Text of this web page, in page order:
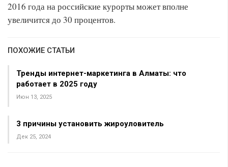
2016 года на российские курорты может вполне
увеличится до 30 процентов.
ПОХОЖИЕ СТАТЬИ
Тренды интернет-маркетинга в Алматы: что
работает в 2025 году
Июн 13, 2025
3 причины установить жироуловитель
Дек 25, 2024